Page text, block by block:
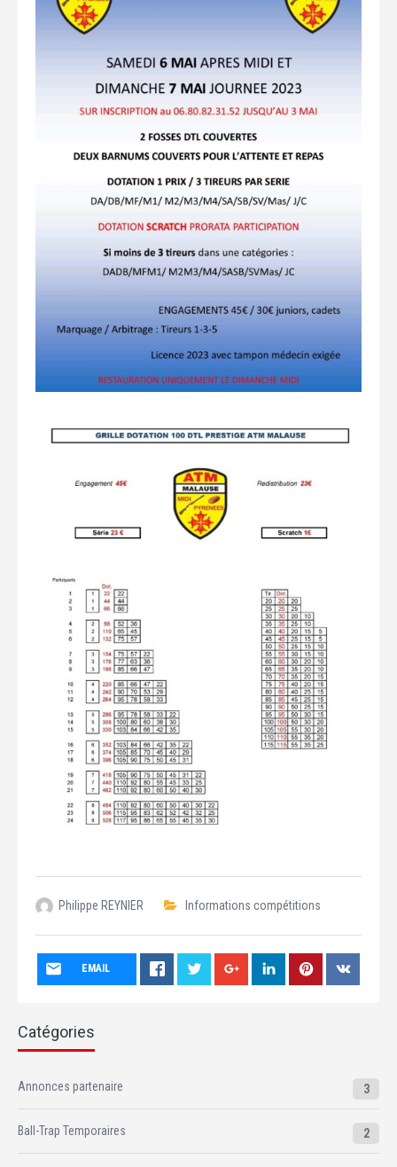
Philippe REYNIER Informations compétitions
EMAIL
Catégories
Annonces partenaire 3
Ball-Trap Temporaires 2